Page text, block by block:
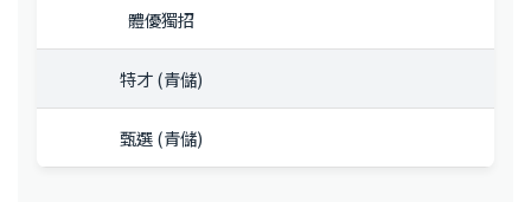
體優獨招
特才 (青儲)
甄選 (青儲)